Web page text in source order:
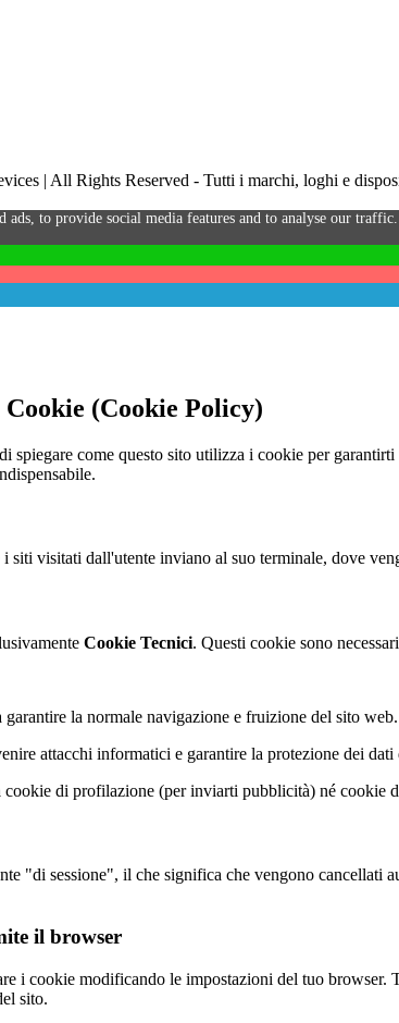
| All Rights Reserved - Tutti i marchi, loghi e
ads, to provide social media features and to analyse our
(Cookie Policy)
spiegare come questo sito utilizza i cookie per
visitati dall'utente inviano al suo terminale, dove
Cookie Tecnici. Questi cookie sono
garantire la normale navigazione e fruizione del sito web.
attacchi informatici e garantire la protezione dei
cookie di profilazione (per inviarti pubblicità) né cookie
"di sessione", il che significa che vengono cancellati
il browser
i cookie modificando le impostazioni del tuo
sito.